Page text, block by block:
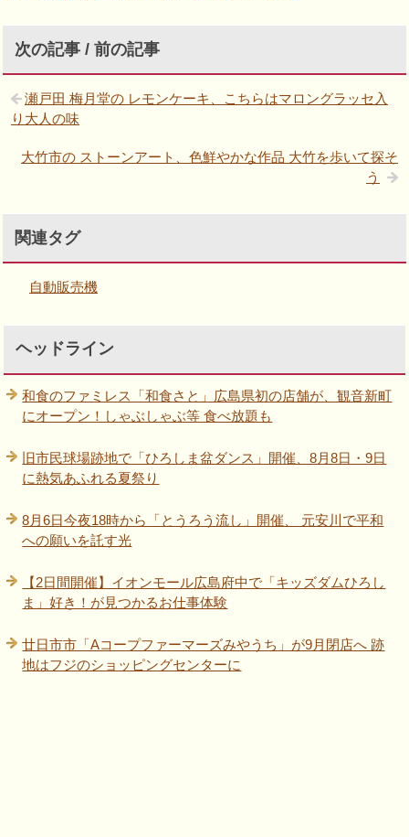
次の記事 / 前の記事
瀬戸田 梅月堂の レモンケーキ、こちらはマロングラッセ入
り大人の味
大竹市の ストーンアート、色鮮やかな作品 大竹を歩いて探そ
う
関連タグ
自動販売機
ヘッドライン
和食のファミレス「和食さと」広島県初の店舗が、観音新町
にオープン！しゃぶしゃぶ等 食べ放題も
旧市民球場跡地で「ひろしま盆ダンス」開催、8月8日・9日
に熱気あふれる夏祭り
8月6日今夜18時から「とうろう流し」開催、 元安川で平和
への願いを託す光
【2日間開催】イオンモール広島府中で「キッズダムひろし
ま」好き！が見つかるお仕事体験
廿日市市「Aコープファーマーズみやうち」が9月閉店へ 跡
地はフジのショッピングセンターに